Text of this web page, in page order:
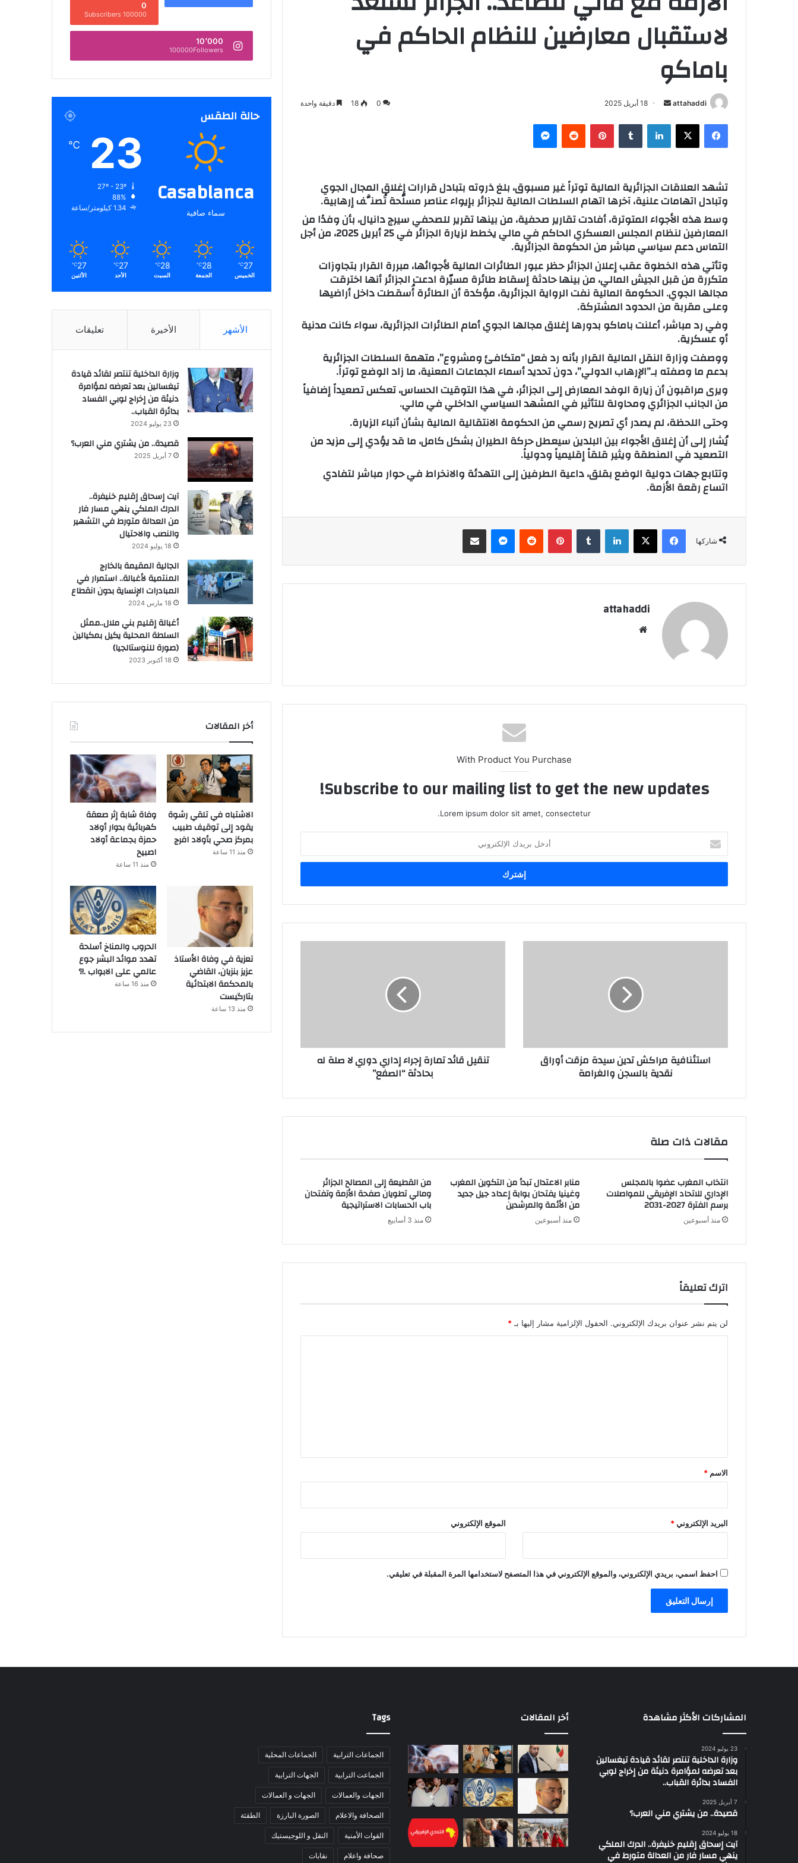
لاستقبال معارضين للنظام الحاكم في
باماكو
attahaddi
ي
د
ا
إ
ل
ر
و
ي
18 أبريل 2025 0
18 دقيقة واحدة
فيسبوك لينكدإن بينتيريست
تشهد العلاقات الجزائرية المالية توتراً غير مسبوق، بلغ ذروته بتبادل قرارات إغلاق المجال الجوي
وتبادل اتهامات علنية، آخرها اتهام السلطات المالية للجزائر بإيواء عناصر مسلّحة تُصنَّف إرهابية.
وسط هذه الأجواء المتوترة، أفادت تقارير صحفية، من بينها تقرير للصحفي سيرج دانيال، بأن وفدًا من
المعارضين لنظام المجلس العسكري الحاكم في مالي يخطط لزيارة الجزائر في 25 أبريل 2025، من أجل
التماس دعم سياسي مباشر من الحكومة الجزائرية.
وتأتي هذه الخطوة عقب إعلان الجزائر حظر عبور الطائرات المالية لأجوائها، مبررة القرار بتجاوزات
متكررة من قبل الجيش المالي، من بينها حادثة إسقاط طائرة مسيّرة ادعت الجزائر أنها اخترقت
مجالها الجوي. الحكومة المالية نفت الرواية الجزائرية، مؤكدة أن الطائرة أُسقطت داخل أراضيها
وعلى مقربة من الحدود المشتركة.
وفي رد مباشر، أعلنت باماكو بدورها إغلاق مجالها الجوي أمام الطائرات الجزائرية، سواء كانت مدنية
أو عسكرية.
ووصفت وزارة النقل المالية القرار بأنه رد فعل “متكافئ ومشروع”، متهمة السلطات الجزائرية
بدعم ما وصفته بـ”الإرهاب الدولي”، دون تحديد أسماء الجماعات المعنية، ما زاد الوضع توتراً.
ويرى مراقبون أن زيارة الوفد المعارض إلى الجزائر، في هذا التوقيت الحساس، تعكس تصعيداً إضافياً
من الجانب الجزائري ومحاولة للتأثير في المشهد السياسي الداخلي في مالي.
وحتى اللحظة، لم يصدر أي تصريح رسمي من الحكومة الانتقالية المالية بشأن أنباء الزيارة.
يُشار إلى أن إغلاق الأجواء بين البلدين سيعطل حركة الطيران بشكل كامل، ما قد يؤدي إلى مزيد من
التصعيد في المنطقة ويثير قلقاً إقليمياً ودولياً.
وتتابع جهات دولية الوضع بقلق، داعية الطرفين إلى التهدئة والانخراط في حوار مباشر لتفادي
اتساع رقعة الأزمة.
شاركها
فيسبوك لينكدإن بينتيريست
attahaddi
With Product You Purchase
Subscribe to our mailing list to get the new updates!
Lorem ipsum dolor sit amet, consectetur.
خ
ب
د
ن
استئنافية مراكش تدين سيدة مزقت أوراق
نقدية بالسجن والغرامة
تنقيل قائد تمارة إجراء إداري دوري لا صلة له
بحادثة “الصفع”
مقالات ذات صلة
انتخاب المغرب عضوا بالمجلس
الإداري للاتحاد الإفريقي للمواصلات
برسم الفترة 2027-2031
منذ أسبوعين
منابر الاعتدال تبدأ من التكوين المغرب
وغينيا يفتحان بوابة إعداد جيل جديد
من الأئمة والمرشدين
منذ أسبوعين
من القطيعة إلى المصالح الجزائر
ومالي تطويان صفحة الأزمة وتفتحان
باب الحسابات الاستراتيجية
منذ 3 أسابيع
اترك تعليقاً
لن يتم نشر عنوان بريدك الإلكتروني. الحقول الإلزامية مشار إليها بـ*
*
الاسم *
البريد الإلكتروني* الموقع الإلكتروني
احفظ اسمي، بريدي الإلكتروني، والموقع الإلكتروني في هذا المتصفح لاستخدامها المرة المقبلة في تعليقي.
0
100000 Subscribers
10٬000
100000Followers
حالة الطقس
Casablanca
سماء صافية
23
℃
88%
1.34 كيلومتر/ساعة
27
℃
الخميس
28
℃
الجمعة
28
℃
السبت
27
℃
الأحد
27
℃
الأثنين
الأشهر الأخيرة تعليقات
وزارة الداخلية تنتصر لقائد قيادة
تيغسالين بعد تعرضه لمؤامرة
دنيئة من إخراج لوبي الفساد
بدائرة القباب..
23 يوليو 2024
قصيدة.. من يشتري مني العرب؟
7 أبريل 2025
آيت إسحاق إقليم خنيفرة..
الدرك الملكي ينهي مسار فار
من العدالة متورط في التشهير
والنصب والاحتيال
18 يوليو 2024
الجالية المقيمة بالخارج
المنتمية لأغبالة.. استمرار في
المبادرات الإنساية بدون انقطاع
18 مارس 2024
أغبالة إقليم بني ملال..ممثل
السلطة المحلية يكيل بمكيالين
(صورة للنوستالجيا)
18 أكتوبر 2023
أخر المقالات
الاشتباه في تلقي رشوة
يقود إلى توقيف طبيب
بمركز صحي بأولاد افرج
منذ 11 ساعة
وفاة شابة إثر صعقة
كهربائية بدوار أولاد
حمزة بجماعة أولاد
اصبيح
منذ 11 ساعة
تعزية في وفاة الأستاذ
عزيز بنزيان، القاضي
بالمحكمة الابتدائية
بتارگيست
منذ 13 ساعة
الحروب والمناخ أسلحة
تهدد موائد البشر جوع
عالمي على الابواب .!؟
منذ 16 ساعة
المشاركات الأكثر مشاهدة
23 يوليو 2024
وزارة الداخلية تنتصر لقائد قيادة تيغسالين
بعد تعرضه لمؤامرة دنيئة من إخراج لوبي
الفساد بدائرة القباب..
7 أبريل 2025
قصيدة.. من يشتري مني العرب؟
18 يوليو 2024
آيت إسحاق إقليم خنيفرة.. الدرك الملكي
ينهي مسار فار من العدالة متورط في
أخر المقالات Tags
الجماعات الترابية الجماعات المحلية
الجماعت الترابية الجهات الترابية
الجهات والعمالات الجهات و العمالات
الصحافة والاعلام الصورة البارزة الطقثة
القوات الأمنية النقل و اللوجيستيك
صحافة واعلام نقابات